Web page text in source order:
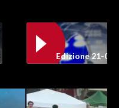
Edizione 21-05-